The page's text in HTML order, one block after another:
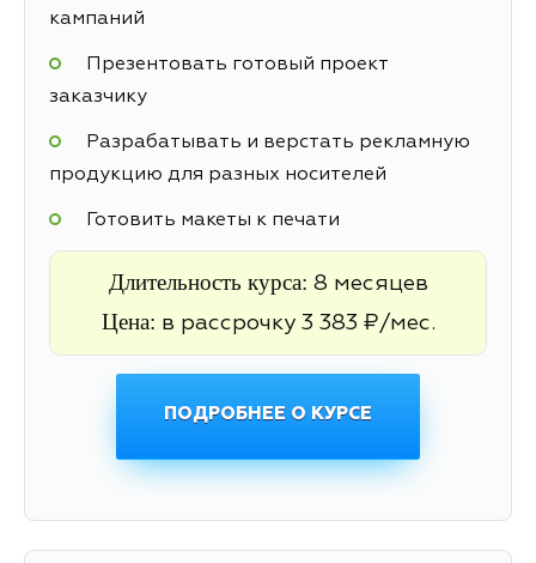
кампаний
Презентовать готовый проект
заказчику
Разрабатывать и верстать рекламную
продукцию для разных носителей
Готовить макеты к печати
Длительность курса: 8 месяцев
Цена: в рассрочку 3 383 ₽/мес.
ПОДРОБНЕЕ О КУРСЕ